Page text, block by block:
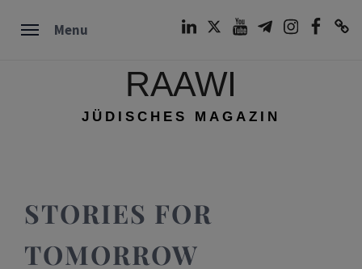
Menu
RAAWI
JÜDISCHES MAGAZIN
STORIES FOR
TOMORROW